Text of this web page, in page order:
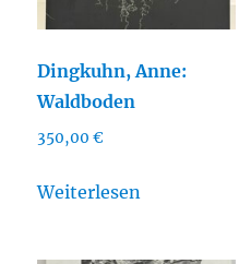
Dingkuhn, Anne:
Waldboden
350,00€
Weiterlesen